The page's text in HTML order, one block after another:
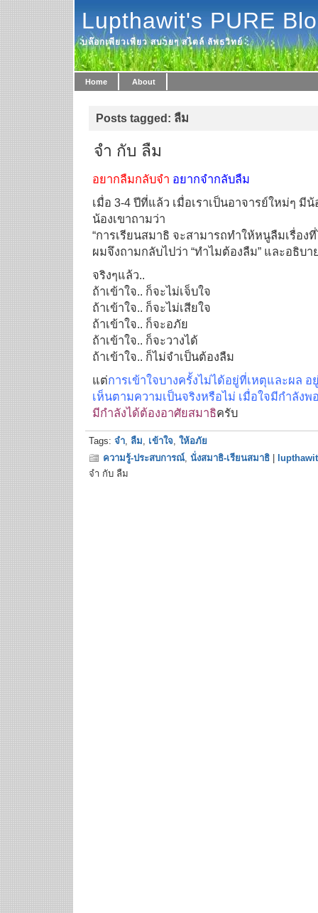
Lupthawit's PURE
บล๊อกเพียวเพียว สบายๆ สไตล์ ลัพธวิทย์
Home About
Posts tagged: ลืม
จำ กับ ลืม
อยากลืมกลับจำ อยากจำกลับลืม
เมื่อ 3-4 ปีที่แล้ว เมื่อเราเป็นอาจารย์ใหม่ๆ มี
น้องเขาถามว่า
“การเรียนสมาธิ จะสามารถทำให้หนูลืมเรื่อง
ผมจึงถามกลับไปว่า “ทำไมต้องลืม” และอธิบา
จริงๆแล้ว..
ถ้าเข้าใจ.. ก็จะไม่เจ็บใจ
ถ้าเข้าใจ.. ก็จะไม่เสียใจ
ถ้าเข้าใจ.. ก็จะอภัย
ถ้าเข้าใจ.. ก็จะวางได้
ถ้าเข้าใจ.. ก็ไม่จำเป็นต้องลืม
แต่การเข้าใจบางครั้งไม่ได้อยู่ที่เหตุและผล
เห็นตามความเป็นจริงหรือไม่ เมื่อใจมีกำลังพ
มีกำลังได้ต้องอาศัยสมาธิครับ
Tags: จำ, ลืม, เข้าใจ, ให้อภัย
ความรู้-ประสบการณ์, นั่งสมาธิ-เรียนสมาธิ
lupthawit
จำ กับ ลืม